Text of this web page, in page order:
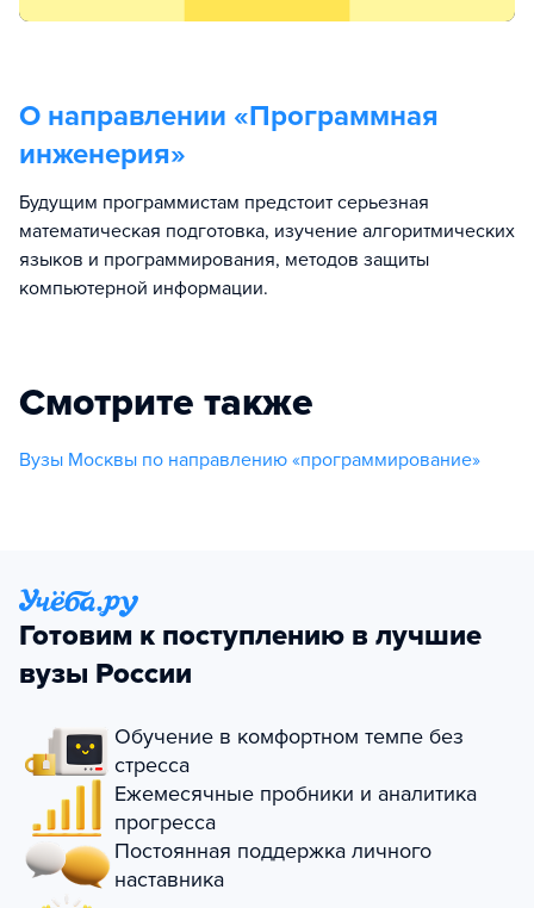
О направлении «Программная
инженерия»
Будущим программистам предстоит серьезная
математическая подготовка, изучение алгоритмических
языков и программирования, методов защиты
компьютерной информации.
Смотрите также
Вузы Москвы по направлению «программирование»
Готовим к поступлению в лучшие
вузы России
Обучение в комфортном темпе без
стресса
Ежемесячные пробники и аналитика
прогресса
Постоянная поддержка личного
наставника